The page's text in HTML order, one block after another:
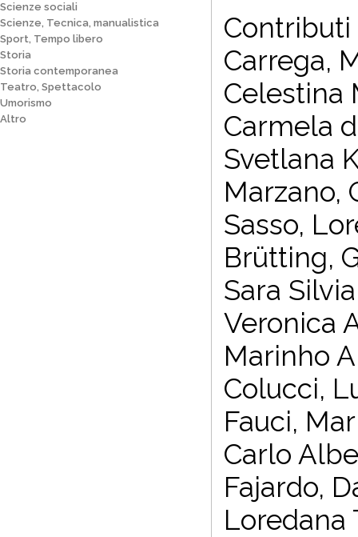
Scienze sociali
Scienze, Tecnica, manualistica
Sport, Tempo libero
Storia
Storia contemporanea
Teatro, Spettacolo
Umorismo
Altro
Contributi
Carrega,
Celestina
Carmela
Svetlana
Marzano,
Sasso,
Brütting,
Sara
Veronica
Marinho
Colucci,
Fauci,
Carlo
Fajardo,
Loredana